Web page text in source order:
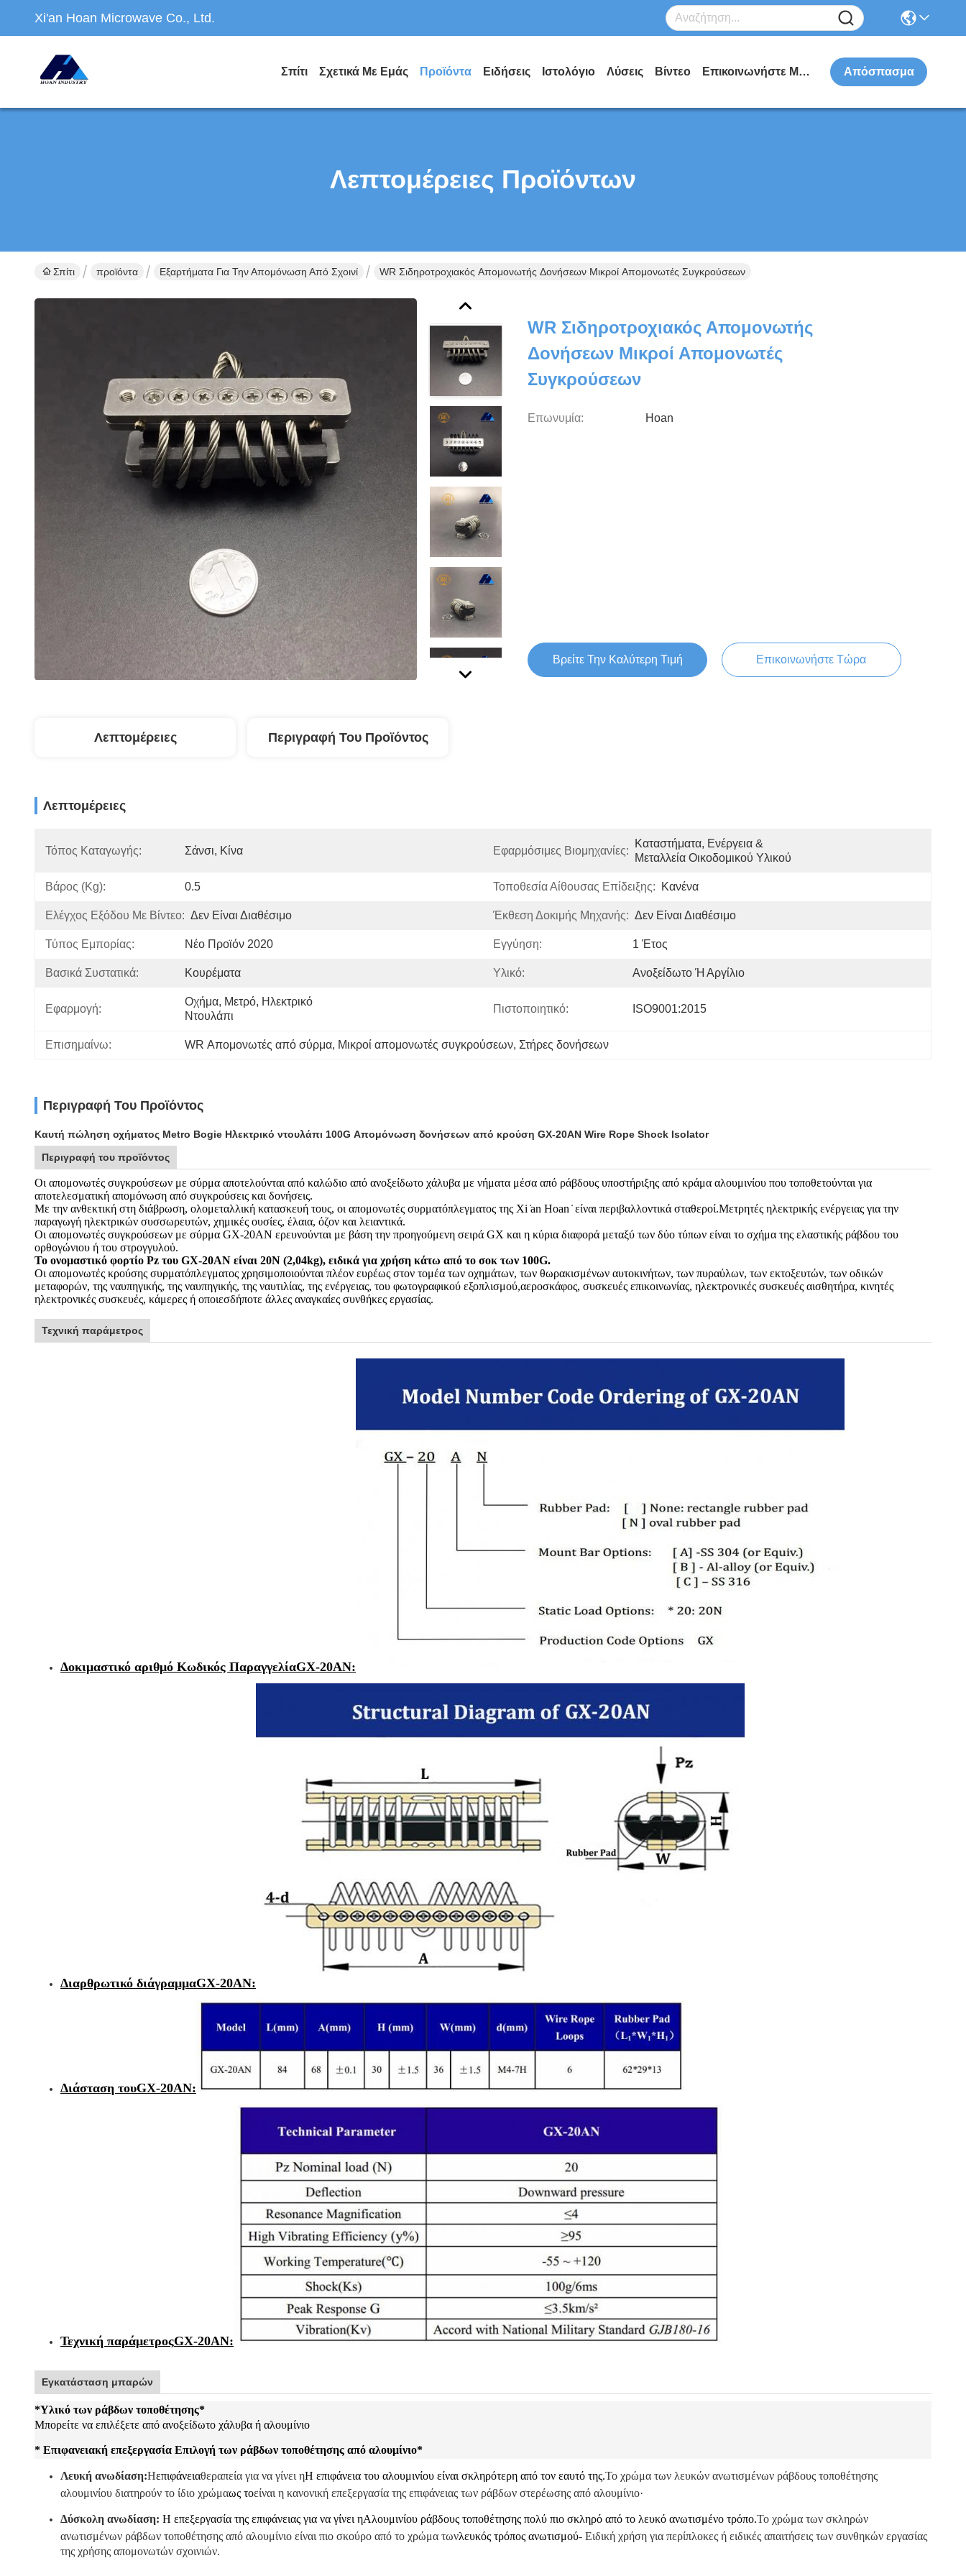
Xi'an Hoan Microwave Co., Ltd.
Σπίτι Σχετικά Με Εμάς Προϊόντα Ειδήσεις Ιστολόγιο Λύσεις Βίντεο Επικοινωνήστε Μαζί Μας Απόσπασμα
Λεπτομέρειες Προϊόντων
Σπίτι προϊόντα Εξαρτήματα Για Την Απομόνωση Από Σχοινί WR Σιδηροτροχιακός Απομονωτής Δονήσεων Μικροί Απομονωτές Συγκρούσεων
WR Σιδηροτροχιακός Απομονωτής
Δονήσεων Μικροί Απομονωτές
Συγκρούσεων
Επωνυμία: Hoan
Βρείτε Την Καλύτερη Τιμή Επικοινωνήστε Τώρα
Λεπτομέρειες Περιγραφή Του Προϊόντος
Λεπτομέρειες
Τόπος Καταγωγής: Σάνσι, Κίνα Εφαρμόσιμες Βιομηχανίες:
Καταστήματα, Ενέργεια &
Μεταλλεία Οικοδομικού Υλικού
Βάρος (kg): 0.5 Τοποθεσία Αίθουσας Επίδειξης: Κανένα
Ελέγχος Εξόδου Με Βίντεο: Δεν Είναι Διαθέσιμο Έκθεση Δοκιμής Μηχανής: Δεν Είναι Διαθέσιμο
Τύπος Εμπορίας: Νέο Προϊόν 2020 Εγγύηση: 1 Έτος
Βασικά Συστατικά: Κουρέματα Υλικό: Ανοξείδωτο Ή Αργίλιο
Εφαρμογή:
Οχήμα, Μετρό, Ηλεκτρικό
Ντουλάπι
Πιστοποιητικό: ISO9001:2015
Επισημαίνω: WR Απομονωτές από σύρμα, Μικροί απομονωτές συγκρούσεων, Στήρες δονήσεων
Περιγραφή Του Προϊόντος
Καυτή πώληση οχήματος Metro Bogie Ηλεκτρικό ντουλάπι 100G Απομόνωση δονήσεων από κρούση GX-20AN Wire Rope Shock Isolator
Περιγραφή του προϊόντος
Οι απομονωτές συγκρούσεων με σύρμα αποτελούνται από καλώδιο από ανοξείδωτο χάλυβα με νήματα μέσα από ράβδους υποστήριξης από κράμα αλουμινίου που τοποθετούνται για
αποτελεσματική απομόνωση από συγκρούσεις και δονήσεις.
Με την ανθεκτική στη διάβρωση, ολομεταλλική κατασκευή τους, οι απομονωτές συρματόπλεγματος της Xi ̇an Hoan ̇ είναι περιβαλλοντικά σταθεροί.Μετρητές ηλεκτρικής ενέργειας για την
παραγωγή ηλεκτρικών συσσωρευτών, χημικές ουσίες, έλαια, όζον και λειαντικά.
Οι απομονωτές συγκρούσεων με σύρμα GX-20AN ερευνούνται με βάση την προηγούμενη σειρά GX και η κύρια διαφορά μεταξύ των δύο τύπων είναι το σχήμα της ελαστικής ράβδου του
ορθογώνιου ή του στρογγυλού.
Το ονομαστικό φορτίο Pz του GX-20AN είναι 20N (2,04kg), ειδικά για χρήση κάτω από το σοκ των 100G.
Οι απομονωτές κρούσης συρματόπλεγματος χρησιμοποιούνται πλέον ευρέως στον τομέα των οχημάτων, των θωρακισμένων αυτοκινήτων, των πυραύλων, των εκτοξευτών, των οδικών
μεταφορών, της ναυπηγικής, της ναυπηγικής, της ναυτιλίας, της ενέργειας, του φωτογραφικού εξοπλισμού,αεροσκάφος, συσκευές επικοινωνίας, ηλεκτρονικές συσκευές αισθητήρα, κινητές
ηλεκτρονικές συσκευές, κάμερες ή οποιεσδήποτε άλλες αναγκαίες συνθήκες εργασίας.
Τεχνική παράμετρος
Δοκιμαστικό αριθμό Κωδικός ΠαραγγελίαGX-20AN:
Διαρθρωτικό διάγραμμαGX-20AN:
Διάσταση τουGX-20AN:
Τεχνική παράμετροςGX-20AN:
Εγκατάσταση μπαρών
*Υλικό των ράβδων τοποθέτησης*
Μπορείτε να επιλέξετε από ανοξείδωτο χάλυβα ή αλουμίνιο
* Επιφανειακή επεξεργασία Επιλογή των ράβδων τοποθέτησης από αλουμίνιο*
Λευκή ανωδίαση:Ηεπιφάνειαθεραπεία για να γίνει ηΗ επιφάνεια του αλουμινίου είναι σκληρότερη από τον εαυτό της.Το χρώμα των λευκών ανωτισμένων ράβδους τοποθέτησης
αλουμινίου διατηρούν το ίδιο χρώμαως τοείναι η κανονική επεξεργασία της επιφάνειας των ράβδων στερέωσης από αλουμίνιο·
Δύσκολη ανωδίαση: Η επεξεργασία της επιφάνειας για να γίνει ηΑλουμινίου ράβδους τοποθέτησης πολύ πιο σκληρό από το λευκό ανωτισμένο τρόπο.Το χρώμα των σκληρών
ανωτισμένων ράβδων τοποθέτησης από αλουμίνιο είναι πιο σκούρο από το χρώμα τωνλευκός τρόπος ανωτισμού- Ειδική χρήση για περίπλοκες ή ειδικές απαιτήσεις των συνθηκών εργασίας
της χρήσης απομονωτών σχοινιών.